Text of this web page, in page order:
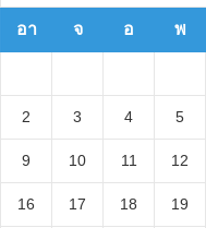
อา จ อ พ
2 3 4 5
9 10 11 12
16 17 18 19